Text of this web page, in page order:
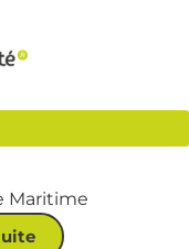
Maritime